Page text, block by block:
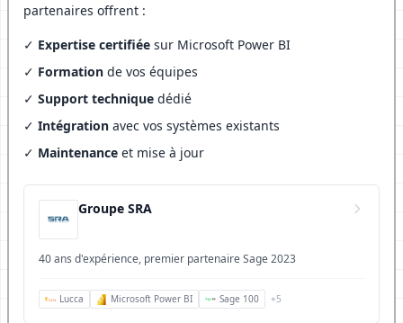
partenaires offrent :
✓ Expertise certifiée sur Microsoft Power BI
✓ Formation de vos équipes
✓ Support technique dédié
✓ Intégration avec vos systèmes existants
✓ Maintenance et mise à jour
Groupe SRA
40 ans d'expérience, premier partenaire Sage 2023
Lucca Microsoft Power BI Sage 100 +5